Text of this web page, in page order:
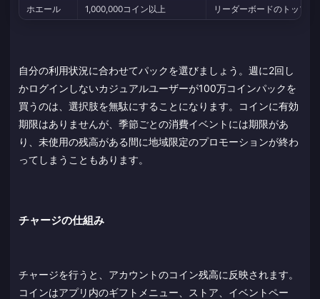
ホエール
1,000,000コイン以上 リーダーボードのトップ
自分の利用状況に合わせてパックを選びましょう。週に2回し
かログインしないカジュアルユーザーが100万コインパックを
買うのは、選択肢を無駄にすることになります。コインに有効
期限はありませんが、季節ごとの消費イベントには期限があ
り、未使用の残高がある間に地域限定のプロモーションが終わ
ってしまうこともあります。
チャージの仕組み
チャージを行うと、アカウントのコイン残高に反映されます。
コインはアプリ内のギフトメニュー、ストア、イベントペー